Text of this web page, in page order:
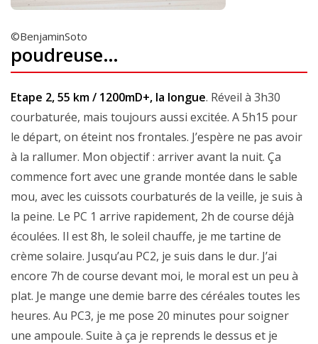
©BenjaminSoto
poudreuse…
Etape 2, 55 km / 1200mD+, la longue. Réveil à 3h30
courbaturée, mais toujours aussi excitée. A 5h15 pour
le départ, on éteint nos frontales. J’espère ne pas avoir
à la rallumer. Mon objectif : arriver avant la nuit. Ça
commence fort avec une grande montée dans le sable
mou, avec les cuissots courbaturés de la veille, je suis à
la peine. Le PC 1 arrive rapidement, 2h de course déjà
écoulées. Il est 8h, le soleil chauffe, je me tartine de
crème solaire. Jusqu’au PC2, je suis dans le dur. J’ai
encore 7h de course devant moi, le moral est un peu à
plat. Je mange une demie barre des céréales toutes les
heures. Au PC3, je me pose 20 minutes pour soigner
une ampoule. Suite à ça je reprends le dessus et je